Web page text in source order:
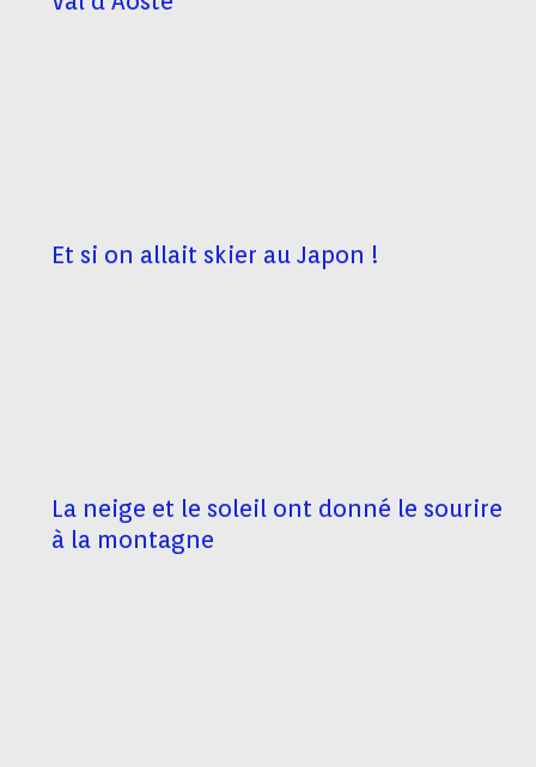
Et si on allait skier au Japon !
La neige et le soleil ont donné le sourire
à la montagne